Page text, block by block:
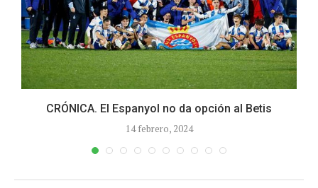
CRÓNICA. El Espanyol no da opción al Betis
14 febrero, 2024